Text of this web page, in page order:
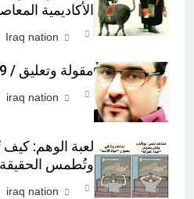
الأكاديمية
Iraq nation
مقولة وتعليق / 59 / عدوى الظلم
iraq nation
لعبة الوهم: كيف
وتُطمس الحقيقة
iraq nation